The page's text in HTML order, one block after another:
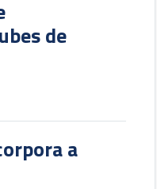
de
a